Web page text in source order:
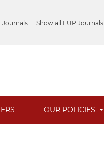
Journals Show all FUP Journals
OUR POLICIES